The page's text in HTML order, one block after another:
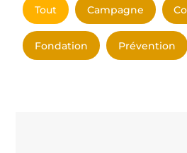
Tout Campagne
Fondation Prévention